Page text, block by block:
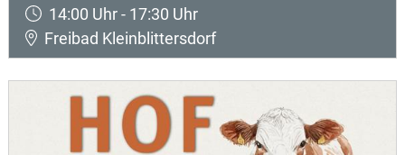
14:00 Uhr - 17:30 Uhr
Freibad Kleinblittersdorf